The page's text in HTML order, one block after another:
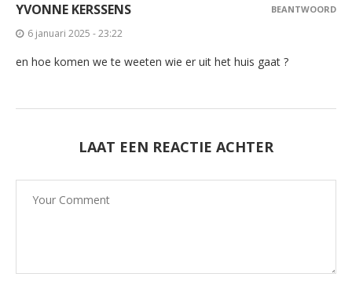
YVONNE KERSSENS
6 januari 2025 - 23:22
en hoe komen we te weeten wie er uit het huis gaat ?
BEANTWOORD
LAAT EEN REACTIE ACHTER